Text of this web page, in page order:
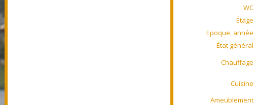
WC
Étage
Epoque, année
État général
Chauffage
Cuisine
Ameublement